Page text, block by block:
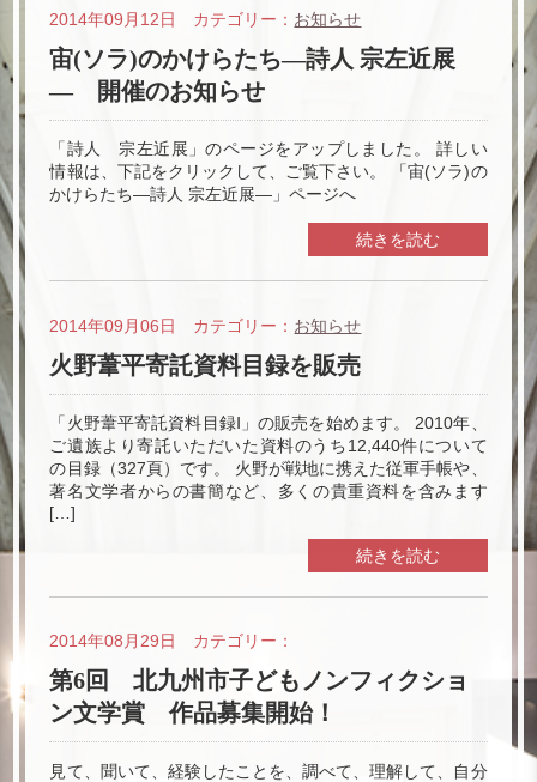
2014年09月12日 カテゴリー： お知らせ
宙(ソラ)のかけらたち―詩人 宗左近展
― 開催のお知らせ
「詩人 宗左近展」のページをアップしました。 詳しい
情報は、下記をクリックして、ご覧下さい。 「宙(ソラ)の
かけらたち―詩人 宗左近展―」ページへ
続きを読む
2014年09月06日 カテゴリー： お知らせ
火野葦平寄託資料目録を販売
「火野葦平寄託資料目録Ⅰ」の販売を始めます。 2010年、
ご遺族より寄託いただいた資料のうち12,440件について
の目録（327頁）です。 火野が戦地に携えた従軍手帳や、
著名文学者からの書簡など、多くの貴重資料を含みます
[…]
続きを読む
2014年08月29日 カテゴリー：
第6回 北九州市子どもノンフィクショ
ン文学賞 作品募集開始！
見て、聞いて、経験したことを、調べて、理解して、自分